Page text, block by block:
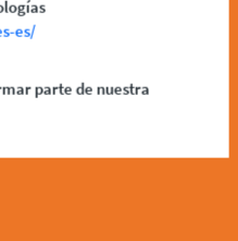
es/
parte de nuestra